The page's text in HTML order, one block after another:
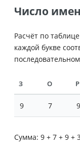
Число
Расчёт по
каждой букве
З О Р
9 7 9
Сумма: 9 + 7 + 9 +